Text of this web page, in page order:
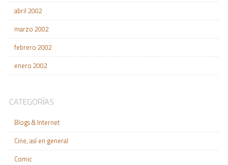
abril 2002
marzo 2002
febrero 2002
enero 2002
CATEGORÍAS
Blogs & Internet
Cine, así en general
Comic